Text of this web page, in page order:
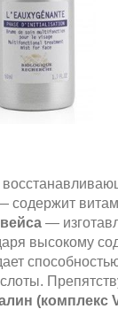
содержит
—
высокому
(комплекс